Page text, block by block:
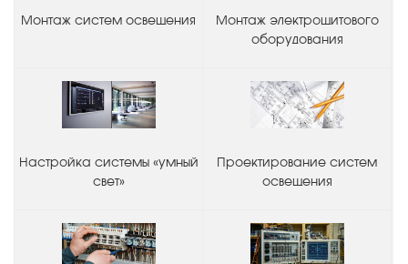
Монтаж систем освещения
Монтаж электрощитового
оборудования
Настройка системы «умный
свет»
Проектирование систем
освещения